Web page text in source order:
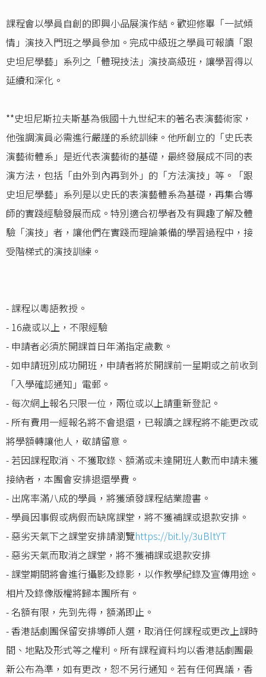
課程會以學員自創的即興小品展演作結。歡迎修畢「一試傾
情」演技入門班之學員參加。完成中級班之學員可報讀「跟
史坦尼學藝」系列之「體現技法」演技高級班，讓學習得以
延續和深化。
**史坦尼斯拉夫斯基為俄國十九世紀末的著名表演藝術家，
他強調演員必需進行嚴謹的系統訓練。他所創立的「史氏表
演藝術體系」是近代表演藝術的基礎，最終發展成不同的表
演方法，包括「由外到內再到外」的「方法演技」等。「跟
史坦尼學藝」系列是以史氏的表演藝體系為基礎，再集合導
師的實踐經驗發展而成。特別適合初學者及有興趣了解及體
驗「演技」者，讓他們在實踐而理論兼備的學習過程中，接
受階梯式的演技訓練。
- 課程以粵語教授。
- 16歲或以上，不限經驗
- 申請者必須於開課首日年滿指定歲數。
- 如申請班別成功開班，申請者將於開課前一星期或之前收到
「入學確認通知」電郵。
- 每次網上報名只限一位，兩位或以上請重新登記。
- 所有費用一經報名將不會退還，已報讀之課程將不能更改或
將學額轉讓他人，敬請留意。
- 若因課程取消、不獲取錄、額滿或未達開班人數而申請未獲
接納者，本團會安排退還學費。
- 出席率滿八成的學員，將獲頒發課程結業證書。
- 學員因事假或病假而缺席課堂，將不獲補課或退款安排。
- 惡劣天氣下之課堂安排請瀏覽https://bit.ly/3uBltYT
- 惡劣天氣而取消之課堂，將不獲補課或退款安排
- 課堂期間將會進行攝影及錄影，以作教學紀錄及宣傳用途。
相片及錄像版權將歸本團所有。
- 名額有限，先到先得，額滿即止。
- 香港話劇團保留安排導師人選，取消任何課程或更改上課時
間、地點及形式等之權利。所有課程資料均以香港話劇團最
新公布為準，如有更改，恕不另行通知。若有任何異議，香